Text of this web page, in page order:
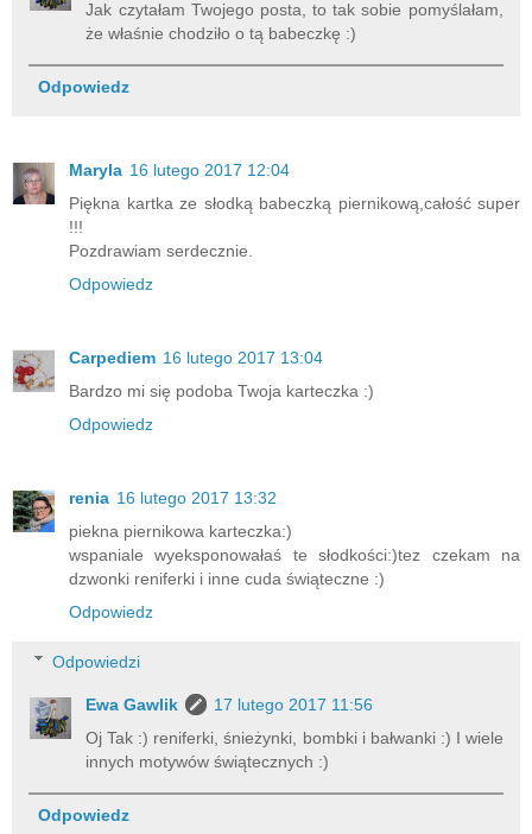
Jak czytałam Twojego posta, to tak sobie pomyślałam,
że właśnie chodziło o tą babeczkę :)
Odpowiedz
Maryla 16 lutego 2017 12:04
Piękna kartka ze słodką babeczką piernikową,całość super
!!!
Pozdrawiam serdecznie.
Odpowiedz
Carpediem 16 lutego 2017 13:04
Bardzo mi się podoba Twoja karteczka :)
Odpowiedz
renia 16 lutego 2017 13:32
piekna piernikowa karteczka:)
wspaniale wyeksponowałaś te słodkości:)tez czekam na
dzwonki reniferki i inne cuda świąteczne :)
Odpowiedz
Odpowiedzi
Ewa Gawlik
17 lutego 2017 11:56
Oj Tak :) reniferki, śnieżynki, bombki i bałwanki :) I wiele
innych motywów świątecznych :)
Odpowiedz